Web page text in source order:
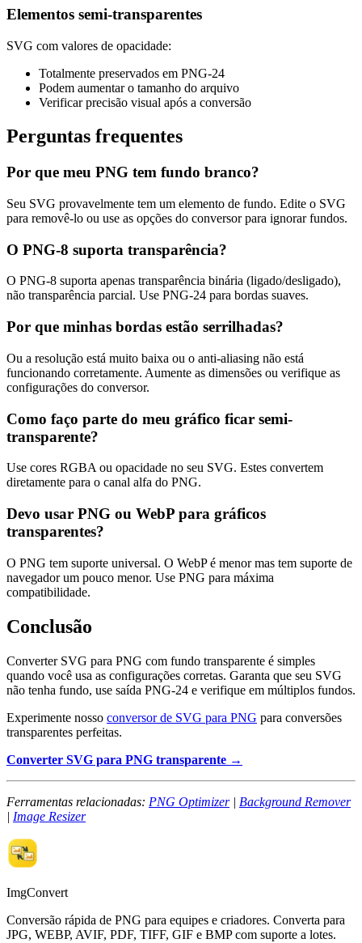
Elementos semi-transparentes
SVG com valores de opacidade:
Totalmente preservados em PNG-24
Podem aumentar o tamanho do arquivo
Verificar precisão visual após a conversão
Perguntas frequentes
Por que meu PNG tem fundo branco?
Seu SVG provavelmente tem um elemento de fundo. Edite o SVG
para removê-lo ou use as opções do conversor para ignorar fundos.
O PNG-8 suporta transparência?
O PNG-8 suporta apenas transparência binária (ligado/desligado),
não transparência parcial. Use PNG-24 para bordas suaves.
Por que minhas bordas estão serrilhadas?
Ou a resolução está muito baixa ou o anti-aliasing não está
funcionando corretamente. Aumente as dimensões ou verifique as
configurações do conversor.
Como faço parte do meu gráfico ficar semi-
transparente?
Use cores RGBA ou opacidade no seu SVG. Estes convertem
diretamente para o canal alfa do PNG.
Devo usar PNG ou WebP para gráficos
transparentes?
O PNG tem suporte universal. O WebP é menor mas tem suporte de
navegador um pouco menor. Use PNG para máxima
compatibilidade.
Conclusão
Converter SVG para PNG com fundo transparente é simples
quando você usa as configurações corretas. Garanta que seu SVG
não tenha fundo, use saída PNG-24 e verifique em múltiplos fundos.
Experimente nosso conversor de SVG para PNG para conversões
transparentes perfeitas.
Converter SVG para PNG transparente →
Ferramentas relacionadas: PNG Optimizer| Background Remover
| Image Resizer
ImgConvert
Conversão rápida de PNG para equipes e criadores. Converta para
JPG, WEBP, AVIF, PDF, TIFF, GIF e BMP com suporte a lotes.